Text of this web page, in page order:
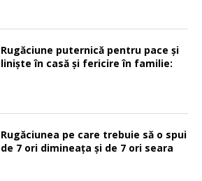
Rugăciune puternică pentru pace şi
linişte în casă şi fericire în familie:
Rugăciunea pe care trebuie să o spui
de 7 ori dimineața și de 7 ori seara